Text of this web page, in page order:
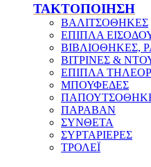
ΤΑΚΤΟΠΟΙΗΣΗ
ΒΑΛΙΤΣΟΘΗΚΕΣ
ΕΠΙΠΛΑ
ΒΙΒΛΙΟΘΗΚΕΣ,
ΒΙΤΡΙΝΕΣ &
ΕΠΙΠΛΑ
ΜΠΟΥΦΕΔΕΣ
ΠΑΡΑΒΑΝ
ΣΥΝΘΕΤΑ
ΣΥΡΤΑΡΙΕΡΕΣ
ΤΡΟΛΕΪ